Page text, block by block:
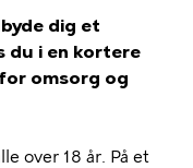
dig et
du i en kortere
omsorg og
over 18 år. På et